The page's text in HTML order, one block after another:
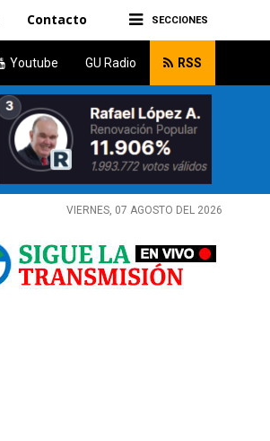
SECCIONES
Contacto
Youtube GU Radio RSS
VIERNES, 07 AGOSTO DEL 2026